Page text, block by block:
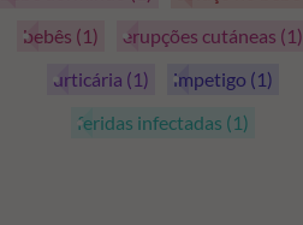
bebês (1) erupções cutáneas (1)
urticária (1) impetigo (1)
feridas infectadas (1)